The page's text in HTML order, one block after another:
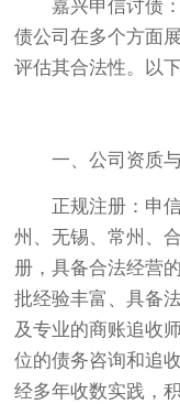
嘉兴申信讨债
债公司在多个方面
评估其合法性。以
一、公司资质
正规注册：申
州、无锡、常州、
册，具备合法经营
批经验丰富、具备
及专业的商账追收
位的债务咨询和追
经多年收数实践，